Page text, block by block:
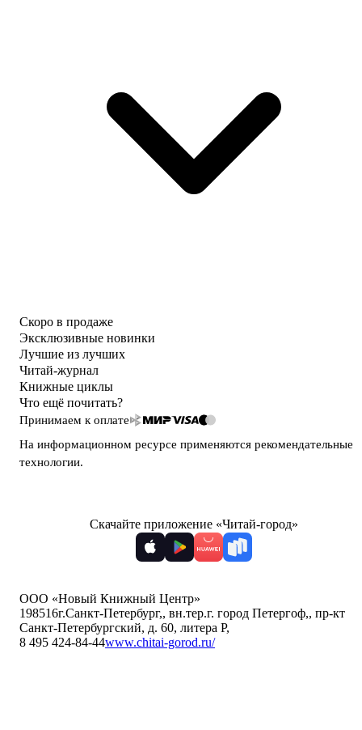
Скоро в продаже
Эксклюзивные новинки
Лучшие из лучших
Читай-журнал
Книжные циклы
Что ещё почитать?
Принимаем к оплате
На информационном ресурсе применяются рекомендательные
технологии.
Скачайте приложение «Читай-город»
ООО «Новый Книжный Центр»
198516г.Санкт-Петербург,, вн.тер.г. город Петергоф,, пр-кт
Санкт-Петербургский, д. 60, литера Р,
8 495 424-84-44www.chitai-gorod.ru/